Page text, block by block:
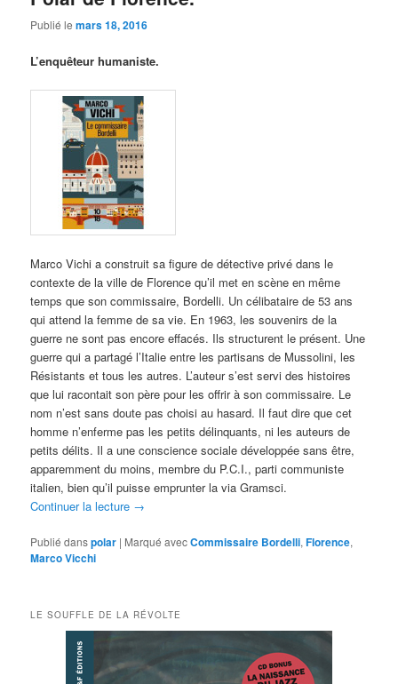
Publié lemars 18, 2016
L’enquêteur humaniste.
Marco Vichi a construit sa figure de détective privé dans le
contexte de la ville de Florence qu’il met en scène en même
temps que son commissaire, Bordelli. Un célibataire de 53 ans
qui attend la femme de sa vie. En 1963, les souvenirs de la
guerre ne sont pas encore effacés. Ils structurent le présent. Une
guerre qui a partagé l’Italie entre les partisans de Mussolini, les
Résistants et tous les autres. L’auteur s’est servi des histoires
que lui racontait son père pour les offrir à son commissaire. Le
nom n’est sans doute pas choisi au hasard. Il faut dire que cet
homme n’enferme pas les petits délinquants, ni les auteurs de
petits délits. Il a une conscience sociale développée sans être,
apparemment du moins, membre du P.C.I., parti communiste
italien, bien qu’il puisse emprunter la via Gramsci.
Continuer la lecture →
Publié danspolar | Marqué avecCommissaire Bordelli,Florence,
Marco Vicchi
LE SOUFFLE DE LA RÉVOLTE